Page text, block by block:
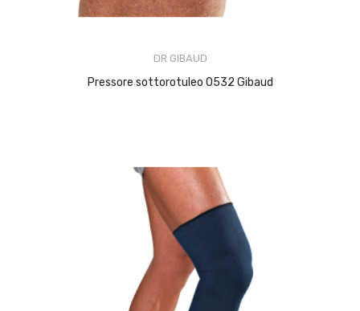
DR GIBAUD
Pressore sottorotuleo 0532 Gibaud